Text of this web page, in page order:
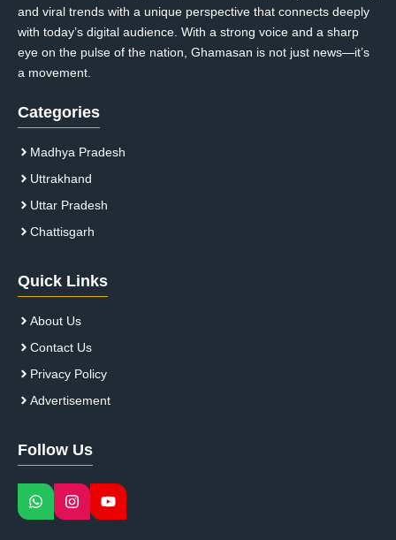
and viral trends with a unique perspective that connects deeply
with today’s digital audience. With a strong voice and a sharp
eye on the pulse of the nation, Ghamasan is not just news—it’s
a movement.
Categories
Madhya Pradesh
Uttrakhand
Uttar Pradesh
Chattisgarh
Quick Links
About Us
Contact Us
Privacy Policy
Advertisement
Follow Us